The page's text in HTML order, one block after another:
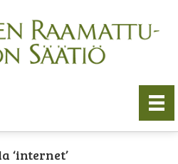
‘internet’